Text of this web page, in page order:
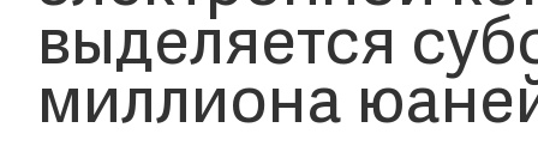
выделяется
миллиона